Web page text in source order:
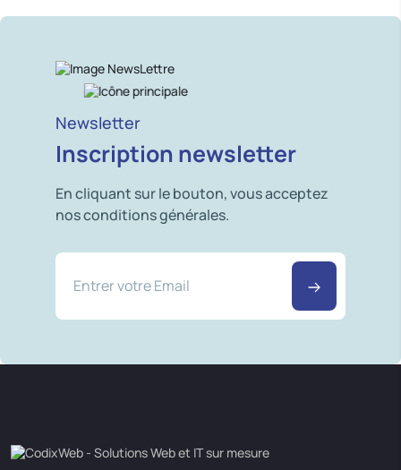
Newsletter
Inscription newsletter
En cliquant sur le bouton, vous acceptez
nos conditions générales.